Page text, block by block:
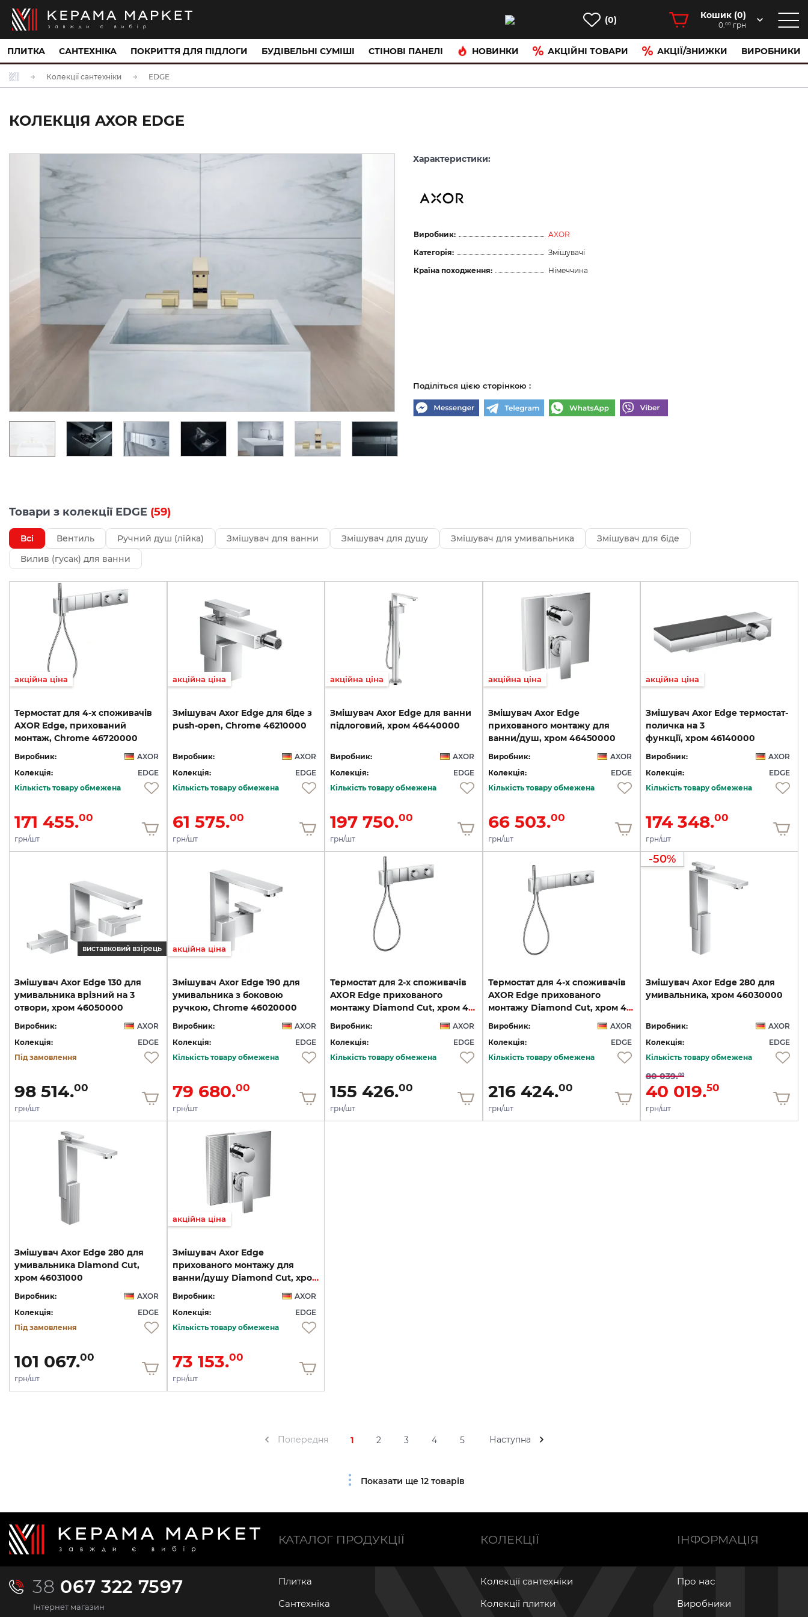
(0) Кошик (0)
0.00 грн
ПЛИТКА САНТЕХНІКА ПОКРИТТЯ ДЛЯ ПІДЛОГИ БУДІВЕЛЬНІ СУМІШІ CТІНОВІ ПАНЕЛІ НОВИНКИ АКЦІЙНІ ТОВАРИ АКЦІЇ/ЗНИЖКИ ВИРОБНИКИ
Колекції сантехніки EDGE
КОЛЕКЦІЯ AXOR EDGE
Характеристики:
Виробник:
AXOR
Категорія:
Змішувачі
Країна походження:
Німеччина
Поділіться цією сторінкою :
Товари з колекції EDGE (59)
Всі Вентиль Ручний душ (лійка) Змішувач для ванни Змішувач для душу Змішувач для умивальника
Змішувач для біде
Вилив (гусак) для ванни
акційна ціна
Термостат для 4-х споживачів
AXOR Edge, прихований
монтаж, Chrome 46720000
Виробник:
AXOR
Колекція:
EDGE
Кількість товару обмежена
171 455.00
грн/шт
акційна ціна
Змішувач Axor Edge для біде з
push-open, Chrome 46210000
Виробник:
AXOR
Колекція:
EDGE
Кількість товару обмежена
61 575.00
грн/шт
акційна ціна
Змішувач Axor Edge для ванни
підлоговий, хром 46440000
Виробник:
AXOR
Колекція:
EDGE
Кількість товару обмежена
197 750.00
грн/шт
акційна ціна
Змішувач Axor Edge
прихованого монтажу для
ванни/душ, хром 46450000
Виробник:
AXOR
Колекція:
EDGE
Кількість товару обмежена
66 503.00
грн/шт
акційна ціна
Змішувач Axor Edge термостат-
поличка на 3
функції, хром 46140000
Виробник:
AXOR
Колекція:
EDGE
Кількість товару обмежена
174 348.00
грн/шт
виставковий взірець
Змішувач Axor Edge 130 для
умивальника врізний на 3
отвори, хром 46050000
Виробник:
AXOR
Колекція:
EDGE
Під замовлення
98 514.00
грн/шт
акційна ціна
Змішувач Axor Edge 190 для
умивальника з боковою
ручкою, Chrome 46020000
Виробник:
AXOR
Колекція:
EDGE
Кількість товару обмежена
79 680.00
грн/шт
Термостат для 2-х споживачів
AXOR Edge прихованого
монтажу Diamond Cut, хром 46701000
Виробник:
AXOR
Колекція:
EDGE
Кількість товару обмежена
155 426.00
грн/шт
Термостат для 4-х споживачів
AXOR Edge прихованого
монтажу Diamond Cut, хром 46721000
Виробник:
AXOR
Колекція:
EDGE
Кількість товару обмежена
216 424.00
грн/шт
-50%
Змішувач Axor Edge 280 для
умивальника, хром 46030000
Виробник:
AXOR
Колекція:
EDGE
Кількість товару обмежена
80 039.00
40 019.50
грн/шт
Змішувач Axor Edge 280 для
умивальника Diamond Cut,
хром 46031000
Виробник:
AXOR
Колекція:
EDGE
Під замовлення
101 067.00
грн/шт
акційна ціна
Змішувач Axor Edge
прихованого монтажу для
ванни/душу Diamond Cut, хром 46451000
Виробник:
AXOR
Колекція:
EDGE
Кількість товару обмежена
73 153.00
грн/шт
Попередня 1 2 3 4 5 Наступна
Показати ще 12 товарів
38 067 322 7597
Інтернет магазин
КАТАЛОГ ПРОДУКЦІЇ
Плитка
Сантехніка
КОЛЕКЦІЇ
Колекції сантехніки
Колекції плитки
ІНФОРМАЦІЯ
Про нас
Виробники